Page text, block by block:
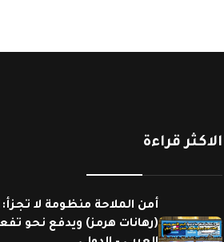
الاكثر قراءة
أمن الملاحة منظومة لا
(رهانات هرمز) ويدفع نحو